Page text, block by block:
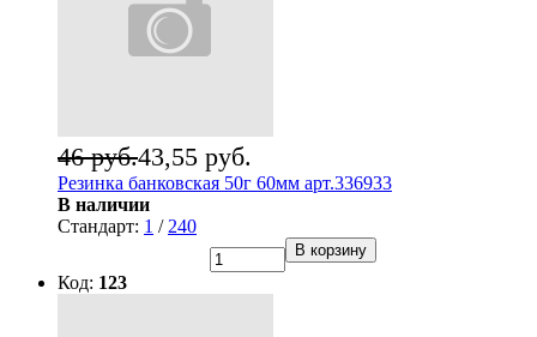
43,55 руб.
46 руб.
Резинка банковская 50г 60мм арт.336933
В наличии
Стандарт: 1 / 240
В корзину
Код: 123